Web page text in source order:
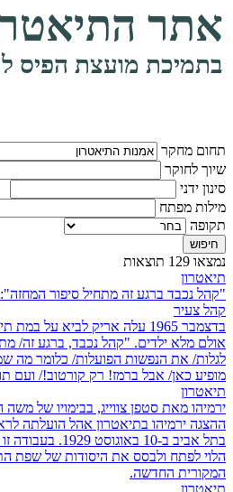
אתר
בתמיכת מועצת הפיס
תחום מחקר
שיוך לחוקר
סינון ידני
מילות מפתח
תקופה
חיפוש
נמצאו 129 תוצאות
תיאטרון
"קהל נכבד ברגע זה מתחיל סיפור המחזה":
קהל צעיר
בדצמבר 1965 עלה אריק לביא
אולם מלא ילדים. "קהל נכבד, ברגע זה/
לגלות/ את הנפשות הפועלות/ כלומר מה
מופיע כאן/ אבל ברמז! רק קורטוב!/ ועם
תיאטרון
ירמיהו מאת סטפן צווייג, בבימויו של משה
ההצגה ירמיהו בתיאטרון אהל הועלתה
בתל אביב ב-10
הלוי לפתח ולבסס את היסודות של שפת
המקורית החדשה.
תיאטרון